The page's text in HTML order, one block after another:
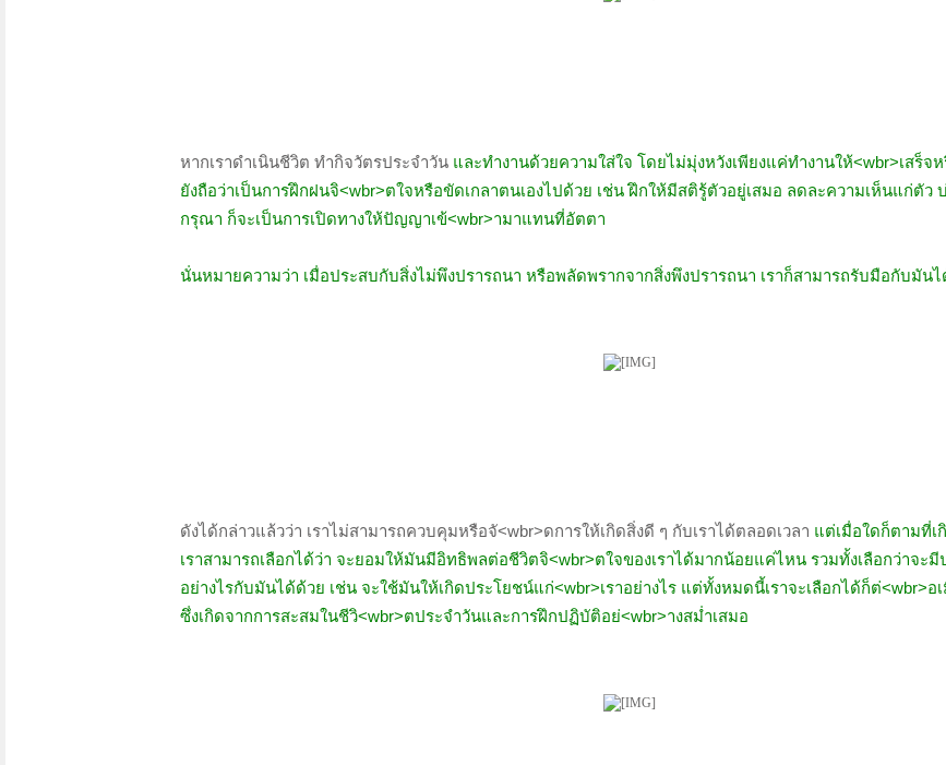
หากเราดำเนินชีวิต ทำกิจวัตรประจำวัน และทำงานด้วยความใส่ใจ โดยไม่มุ่งหวังเพียงแค่ทำงานให้<wbr>เสร็จ
ยังถือว่าเป็นการฝึกฝนจิ<wbr>ตใจหรือขัดเกลาตนเองไปด้วย เช่น ฝึกให้มีสติรู้ตัวอยู่เสมอ ลดละความเห็นแก่ตัว
กรุณา ก็จะเป็นการเปิดทางให้ปัญญาเข้<wbr>ามาแทนที่อัตตา
นั่นหมายความว่า เมื่อประสบกับสิ่งไม่พึงปรารถนา หรือพลัดพรากจากสิ่งพึงปรารถนา เราก็สามารถรับมือกับมัน
ดังได้กล่าวแล้วว่า เราไม่สามารถควบคุมหรือจั<wbr>ดการให้เกิดสิ่งดี ๆ กับเราได้ตลอดเวลา แต่เมื่อใดก็ตามที่เ
เราสามารถเลือกได้ว่า จะยอมให้มันมีอิทธิพลต่อชีวิตจิ<wbr>ตใจของเราได้มากน้อยแค่ไหน รวมทั้งเลือกว่าจะมี
อย่างไรกับมันได้ด้วย เช่น จะใช้มันให้เกิดประโยชน์แก่<wbr>เราอย่างไร แต่ทั้งหมดนี้เราจะเลือกได้ก็ต่<wbr>
ซึ่งเกิดจากการสะสมในชีวิ<wbr>ตประจำวันและการฝึกปฏิบัติอย่<wbr>างสม่ำเสมอ